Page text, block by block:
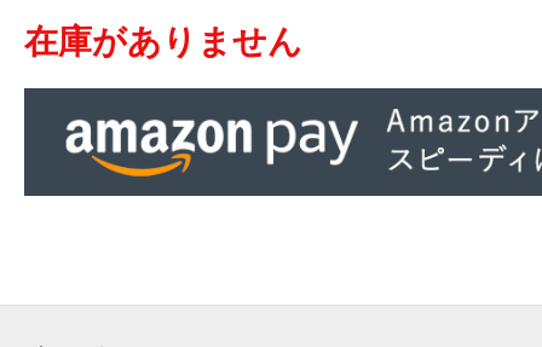
在庫がありません